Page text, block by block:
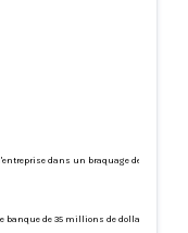
dans un braquage de banque
banque de 35 millions de dollars à Hong